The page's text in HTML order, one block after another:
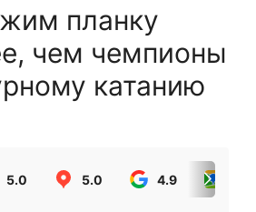
планку
чем чемпионы
катанию
5.0 5.0 4.9